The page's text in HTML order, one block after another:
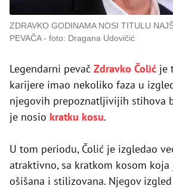
ZDRAVKO GODINAMA NOSI TITULU
PEVAČA
foto: Dragana Udovičić
Legendarni pevač Zdravko Čolić je
karijere imao nekoliko faza u
njegovih prepoznatljivijih stihova
je nosio kratku kosu.
U tom periodu, Čolić je izgledao
atraktivno, sa kratkom kosom
ošišana i stilizovana. Njegov